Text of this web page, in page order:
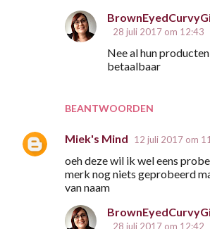
BEANTWOORDEN
28 juli 2017 om 12:43
Nee al hun
betaalbaar
Miek's Mind 12 juli 2017 om
oeh deze wil ik wel eens
merk nog niets geprobeerd
van naam
28 juli 2017 om 12:42